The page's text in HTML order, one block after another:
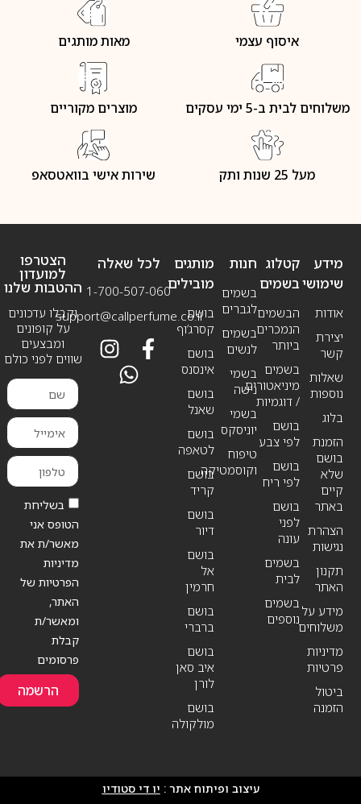
איסוף עצמי מאות מותגים
משלוחים לבית ב-5 ימי עסקים מוצרים מקוריים
מעל 25 שנות ותק שירות אישי בוואטסאפ
מידע
שימושי
אודות
יצירת
קשר
שאלות
נוספות
בלוג
הזמנת
בושם
שלא
קיים
באתר
הצהרת
נגישות
תקנון
האתר
מידע על
משלוחים
מדיניות
פרטיות
ביטול
הזמנה
חנות
בשמים
לגברים
בשמים
לנשים
בשמי
נישה
בשמי
יוניסקס
טיפוח
וקוסמטיקה
קטלוג
בשמים
הבשמים
הנמכרים
ביותר
בשמים
מיניאטורים
/ דוגמיות
בושם
לפי צבע
בושם
לפי ריח
בושם
לפני
עונה
בשמים
לבית
בשמים
נוספים
מותגים
מובילים
בושם
קסרג’וף
בושם
אינסנס
בושם
שאנל
בושם
לטאפה
בושם
קריד
בושם
דיור
בושם
אל
חרמין
בושם
ברברי
בושם
איב סאן
לורן
בושם
מולקולה
לכל שאלה
1-700-507-060
support@callperfume.co.il
הצטרפו
למועדון
ההטבות שלנו
וקבלו עדכונים
על קופונים
ומבצעים
שווים לפני כולם
בשליחת
הטופס אני
מאשר/ת את
מדיניות
הפרטיות של
האתר,
ומאשר/ת
קבלת
פרסומים
הרשמה
עיצוב ופיתוח אתר : יו די סטודיו